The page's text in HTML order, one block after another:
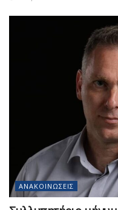
ΑΝΑΚΟΙΝΏΣΕΙΣ